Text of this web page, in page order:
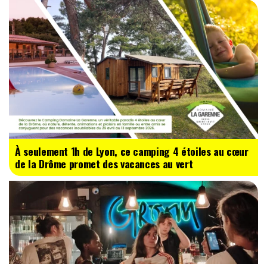
À seulement 1h de Lyon, ce camping 4 étoiles au cœur
de la Drôme promet des vacances au vert